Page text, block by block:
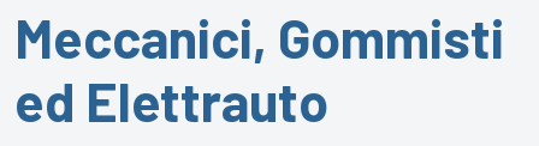
Meccanici, Gommisti
ed Elettrauto